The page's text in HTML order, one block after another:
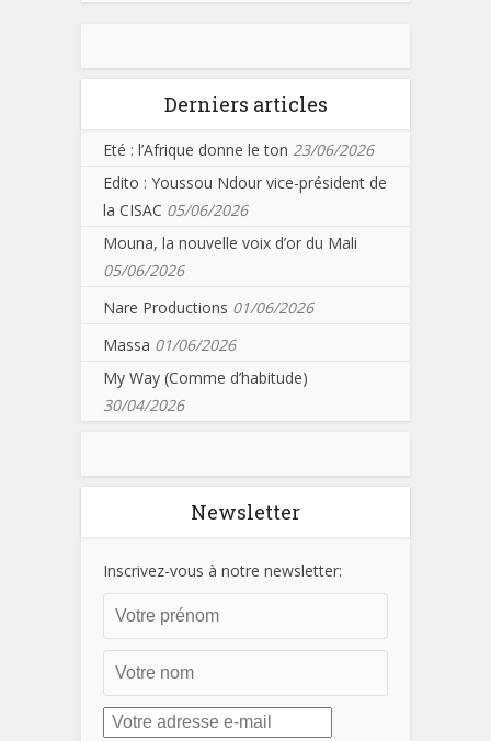
Derniers articles
Eté : l’Afrique donne le ton 23/06/2026
Edito : Youssou Ndour vice-président de
la CISAC 05/06/2026
Mouna, la nouvelle voix d’or du Mali
05/06/2026
Nare Productions 01/06/2026
Massa 01/06/2026
My Way (Comme d’habitude)
30/04/2026
Newsletter
Inscrivez-vous à notre newsletter: